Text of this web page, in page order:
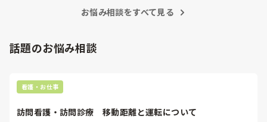
の意味があるのか疑問です。
やったことないの！？もう10ヶ月なんだから、未経験なこと
新人さんが可愛そう、と感じることもある反面、ペアの先輩
が何か処置をしているけど、ペアの新人はのんびり記録して
がいいんじゃないの？」と声をかけても、「記録終わってな
いと思います。昔は患者様、スタッフ全員に目を配れる人が沢
るなら実施してみてはどうでしょうか⁉️そういう事と思います
お悩み相談をすべて見る
話題のお悩み相談
看護・お仕事
訪問看護・訪問診療　移動距離と運転について